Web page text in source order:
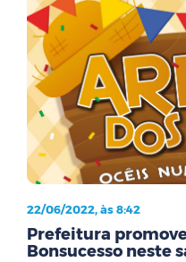
22/06/2022, às 8:42
Prefeitura
Bonsucesso neste